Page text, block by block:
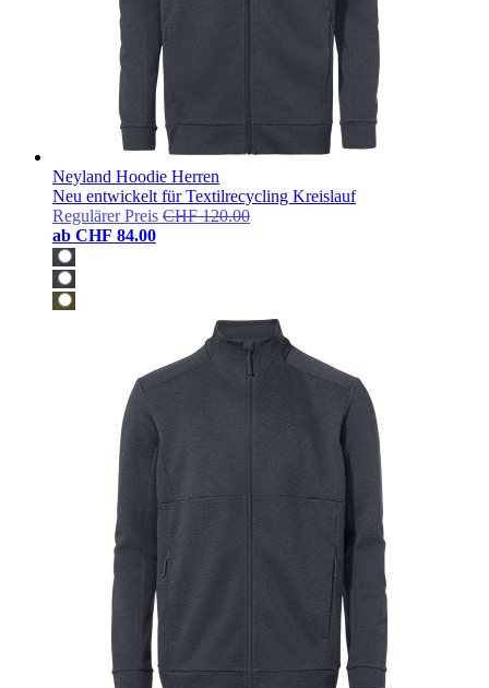
Neyland Hoodie Herren
Neu entwickelt für Textilrecycling Kreislauf
Regulärer Preis CHF 120.00
ab CHF 84.00